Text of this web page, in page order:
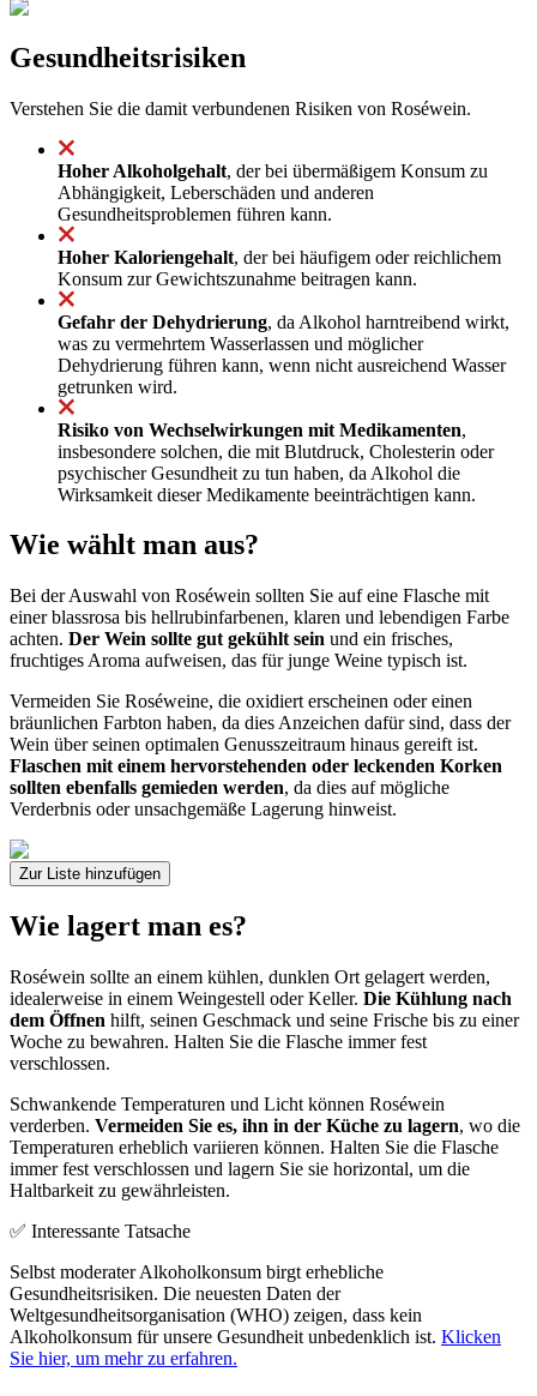
Gesundheitsrisiken
Verstehen Sie die damit verbundenen Risiken von Roséwein.
Hoher Alkoholgehalt, der bei übermäßigem Konsum zu
Abhängigkeit, Leberschäden und anderen
Gesundheitsproblemen führen kann.
Hoher Kaloriengehalt, der bei häufigem oder reichlichem
Konsum zur Gewichtszunahme beitragen kann.
Gefahr der Dehydrierung, da Alkohol harntreibend wirkt,
was zu vermehrtem Wasserlassen und möglicher
Dehydrierung führen kann, wenn nicht ausreichend Wasser
getrunken wird.
Risiko von Wechselwirkungen mit Medikamenten,
insbesondere solchen, die mit Blutdruck, Cholesterin oder
psychischer Gesundheit zu tun haben, da Alkohol die
Wirksamkeit dieser Medikamente beeinträchtigen kann.
Wie wählt man aus?
Bei der Auswahl von Roséwein sollten Sie auf eine Flasche mit
einer blassrosa bis hellrubinfarbenen, klaren und lebendigen Farbe
achten. Der Wein sollte gut gekühlt sein und ein frisches,
fruchtiges Aroma aufweisen, das für junge Weine typisch ist.
Vermeiden Sie Roséweine, die oxidiert erscheinen oder einen
bräunlichen Farbton haben, da dies Anzeichen dafür sind, dass der
Wein über seinen optimalen Genusszeitraum hinaus gereift ist.
Flaschen mit einem hervorstehenden oder leckenden Korken
sollten ebenfalls gemieden werden, da dies auf mögliche
Verderbnis oder unsachgemäße Lagerung hinweist.
Zur Liste hinzufügen
Wie lagert man es?
Roséwein sollte an einem kühlen, dunklen Ort gelagert werden,
idealerweise in einem Weingestell oder Keller. Die Kühlung nach
dem Öffnen hilft, seinen Geschmack und seine Frische bis zu einer
Woche zu bewahren. Halten Sie die Flasche immer fest
verschlossen.
Schwankende Temperaturen und Licht können Roséwein
verderben. Vermeiden Sie es, ihn in der Küche zu lagern, wo die
Temperaturen erheblich variieren können. Halten Sie die Flasche
immer fest verschlossen und lagern Sie sie horizontal, um die
Haltbarkeit zu gewährleisten.
✅ Interessante Tatsache
Selbst moderater Alkoholkonsum birgt erhebliche
Gesundheitsrisiken. Die neuesten Daten der
Weltgesundheitsorganisation (WHO) zeigen, dass kein
Alkoholkonsum für unsere Gesundheit unbedenklich ist. Klicken
Sie hier, um mehr zu erfahren.